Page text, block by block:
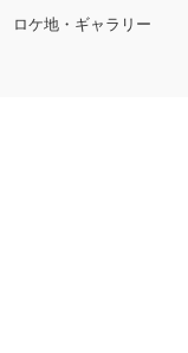
ロケ地・ギャラリー